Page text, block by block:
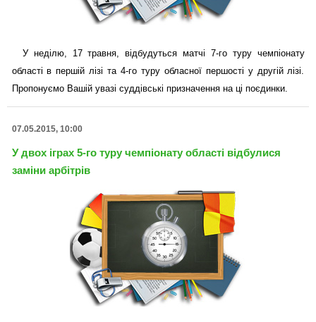
У неділю, 17 травня, відбудуться матчі 7-го туру чемпіонату
області в першій лізі та 4-го туру обласної першості у другій лізі.
Пропонуємо Вашій увазі суддівські призначення на ці поєдинки.
07.05.2015, 10:00
У двох іграх 5-го туру чемпіонату області відбулися
заміни арбітрів